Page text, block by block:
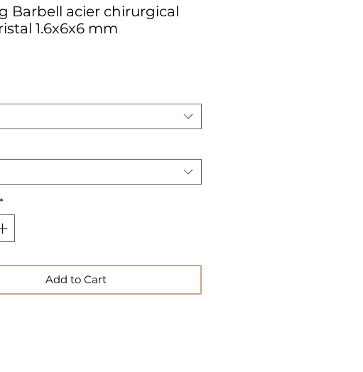
Barbell acier chirurgical
1.6x6x6 mm
*
Add to Cart